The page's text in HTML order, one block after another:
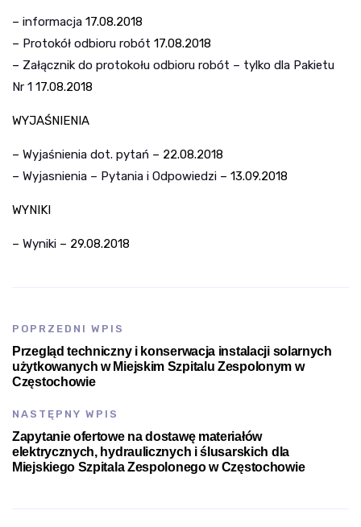
– informacja 17.08.2018
– Protokół odbioru robót 17.08.2018
– Załącznik do protokołu odbioru robót – tylko dla Pakietu
Nr 1 17.08.2018
WYJAŚNIENIA
– Wyjaśnienia dot. pytań – 22.08.2018
– Wyjasnienia – Pytania i Odpowiedzi – 13.09.2018
WYNIKI
– Wyniki – 29.08.2018
POPRZEDNI WPIS
Przegląd techniczny i konserwacja instalacji solarnych
użytkowanych w Miejskim Szpitalu Zespolonym w
Częstochowie
NASTĘPNY WPIS
Zapytanie ofertowe na dostawę materiałów
elektrycznych, hydraulicznych i ślusarskich dla
Miejskiego Szpitala Zespolonego w Częstochowie